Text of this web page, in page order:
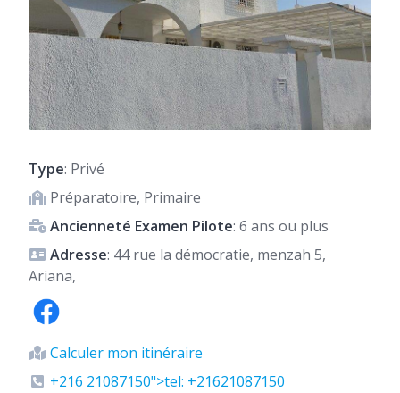
Type: Privé
Préparatoire, Primaire
Ancienneté Examen Pilote: 6 ans ou plus
Adresse: 44 rue la démocratie, menzah 5,
Ariana,
Calculer mon itinéraire
+216 21087150">tel: +21621087150